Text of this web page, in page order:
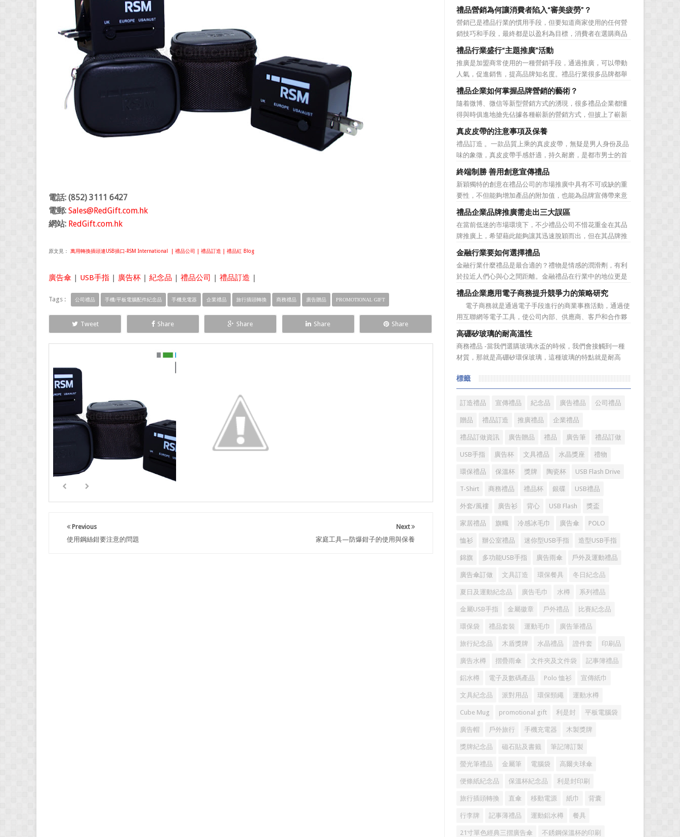
電話: (852) 3111 6427
電郵: Sales@RedGift.com.hk
網站: RedGift.com.hk
原文見： 萬用轉換插頭連USB插口-RSM International | 禮品公司 | 禮品訂造 | 禮品紅 Blog
廣告傘 | USB手指 | 廣告杯 | 紀念品 | 禮品公司 | 禮品訂造 |
Tags : 公司禮品 手機/平板電腦配件紀念品 手機充電器 企業禮品 旅行插頭轉換 商務禮品 廣告贈品 PROMOTIONAL GIFT
Tweet Share Share Share Share
Next
家庭工具—防爆鉗子的使用與保養
Previous
使用鋼絲鉗要注意的問題
相應的分類，了解不同類型客戶的貢獻度，從而有的放矢的
制定相應的營銷對策，而這需要對於客戶研究方面更多地投
入，這不僅是銷售環節的事，也需要營銷管理策略的整體支
持。具體來說，有以下...
禮品營銷為何讓消費者陷入“審美疲勞”？
營銷已是禮品行業的慣用手段，但要知道商家使用的任何營
銷技巧和手段，最終都是以盈利為目標，消費者在選購商品
時最為關注的便是如何利用最低的費用購買到最超值的貨
品。在禮品公司使用常規的營銷方式的同時，消費者也不免
走陷入了“審美疲勞”。 編者總結了最讓消費者對禮品行
業營銷產生免疫...
禮品行業盛行“主題推廣”活動
推廣是加盟商常使用的一種營銷手段，通過推廣，可以帶動
人氣，促進銷售，提高品牌知名度。禮品行業很多品牌都舉
辦過多場推廣活動，來帶動品牌的提升，然而，隨着推廣活
動的普遍，消費者對於這種推廣已經見怪不怪了。 所
以，儘管現在許多商家打着賠本推廣、以跳樓價銷售的口號
大搞活動，但生意...
禮品企業如何掌握品牌營銷的藝術？
隨着微博、微信等新型營銷方式的湧現，很多禮品企業都懂
得與時俱進地搶先佔據各種嶄新的營銷方式，但披上了嶄新
的營銷軀殼，卻沒有掌握營銷的靈魂。要知道，營銷真正的
價值不是將品牌鋪設到消費者眼前，而是將品牌印到消費者
心裡 與消費者的心理距離的拉近，並不是一朝一夕的事
情，需要做好持...
真皮皮帶的注意事項及保養
禮品訂造 。一款品質上乘的真皮皮帶，無疑是男人身份及品
味的象徵，真皮皮帶手感舒適，持久耐磨，是都市男士的首
選。當你還在髮愁老爸生日禮物送什麼的時候，一款真皮皮
帶就是非常不錯的選擇。但是真皮皮帶如果疏於保養，也會
黯然失色，出現裂痕和破損的痕跡，今天小編就爲大家分享
真皮皮帶的注意事項...
終端制勝 善用創意宣傳禮品
新穎獨特的創意在禮品公司的市場推廣中具有不可或缺的重
要性，不但能夠增加產品的附加值，也能為品牌宣傳帶來意
想不到的促進作用。禮品公司如果能夠巧妙運用這些獨具創
意的宣傳禮品來提升宣傳技巧，在終端推廣中將更具競爭
力。 打火機、煙灰缸、鑰匙鏈、毛巾……當今市場上的
宣傳品幾乎是司空...
禮品企業品牌推廣需走出三大誤區
在當前低迷的市場環境下，不少禮品公司不惜花重金在其品
牌推廣上，希望藉此能夠讓其迅速脫穎而出，但在其品牌推
廣的營銷管理思路上，也有許多禮品企業走入了幾大誤區而
無法自拔，這其中，最為常見的誤區有： 誤區一：不清
楚品牌到底在表達什麼 很多禮品企業在推廣品牌之前，
不知道到...
金融行業要如何選擇禮品
金融行業什麼禮品是最合適的？禮物是情感的潤滑劑，有利
於拉近人們心與心之間距離。金融禮品在行業中的地位更是
不容忽視，因為禮品即是企業形象的象徵，又是企業地位的
彰顯，同時對收禮人來說，一份禮物的永恆意義是語言難以
企及的。難怪有人曾說：再省也不能省禮物，再窮也不能窮
送禮。但是，禮品選擇...
禮品企業應用電子商務提升競爭力的策略研究
電子商務就是通過電子手段進行的商業事務活動，通過使
用互聯網等電子工具，使公司內部、供應商、客戶和合作夥
伴之間，利用電子業務共享信息，實現企業間業務流程的電
子化，配合企業內部的電子化生產管理系統，提高企業的生
產、庫存、流通和資金等各個環節的效率。它具有結構性、
動態性、社...
高硼矽玻璃的耐高溫性
商務禮品 -當我們選購玻璃水盃的時候，我們會接觸到一種
材質，那就是高硼矽環保玻璃，這種玻璃的特點就是耐高
紅的小編給大家總結如下。 耐熱玻璃【Heat-resistant
glass】是指含有耐熱性強的硼酸﹑矽酸成分,能夠...
標籤
訂造禮品 宣傳禮品 紀念品 廣告禮品 公司禮品
贈品 禮品訂造 推廣禮品 企業禮品
禮品訂做資訊 廣告贈品 禮品 廣告筆 禮品訂做
USB手指 廣告杯 文具禮品 水晶獎座 禮物
環保禮品 保溫杯 獎牌 陶瓷杯 USB Flash Drive
T-Shirt 商務禮品 禮品杯 銀碟 USB禮品
外套/風褸 廣告衫 背心 USB Flash 獎盃
家居禮品 旗幟 冷感冰毛巾 廣告傘 POLO
恤衫 辦公室禮品 迷你型USB手指 造型USB手指
錦旗 多功能USB手指 廣告雨傘 戶外及運動禮品
廣告傘訂做 文具訂造 環保餐具 冬日紀念品
夏日及運動紀念品 廣告毛巾 水樽 系列禮品
金屬USB手指 金屬徽章 戶外禮品 比賽紀念品
環保袋 禮品套裝 運動毛巾 廣告筆禮品
旅行紀念品 木盾獎牌 水晶禮品 證件套 印刷品
廣告水樽 摺疊雨傘 文件夾及文件袋 記事簿禮品
鋁水樽 電子及數碼產品 Polo 恤衫 宣傳紙巾
文具紀念品 派對用品 環保頸繩 運動水樽
Cube Mug promotional gift 利是封 平板電腦袋
廣告帽 戶外旅行 手機充電器 木製獎牌
獎牌紀念品 磁石貼及書籤 筆記簿訂製
螢光筆禮品 金屬筆 電腦袋 高爾夫球傘
便條紙紀念品 保溫杯紀念品 利是封印刷
旅行插頭轉換 直傘 移動電源 紙巾 背囊
行李牌 記事薄禮品 運動鋁水樽 餐具
21寸單色經典三摺廣告傘 不銹鋼保溫杯的印刷